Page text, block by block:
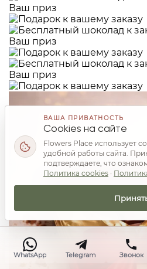
Ваш приз
Ваш приз
Ваш приз
WhatsApp Telegram Звонок
ВАША ПРИВАТНОСТЬ
Cookies на сайте
Flowers Place использует
удобной работы сайта.
подтверждаете, что
Политика cookies ·